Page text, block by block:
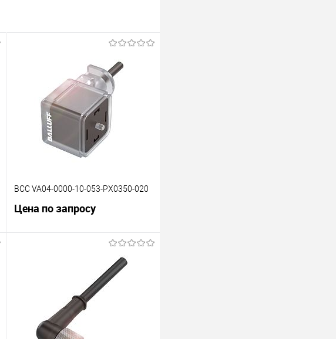
BCC VA04-0000-10-053-PX0350-020
Цена по запросу
В корзину
В избранное